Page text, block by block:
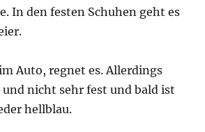
In den festen Schuhen geht es
Auto, regnet es. Allerdings
nicht sehr fest und bald ist
hellblau.